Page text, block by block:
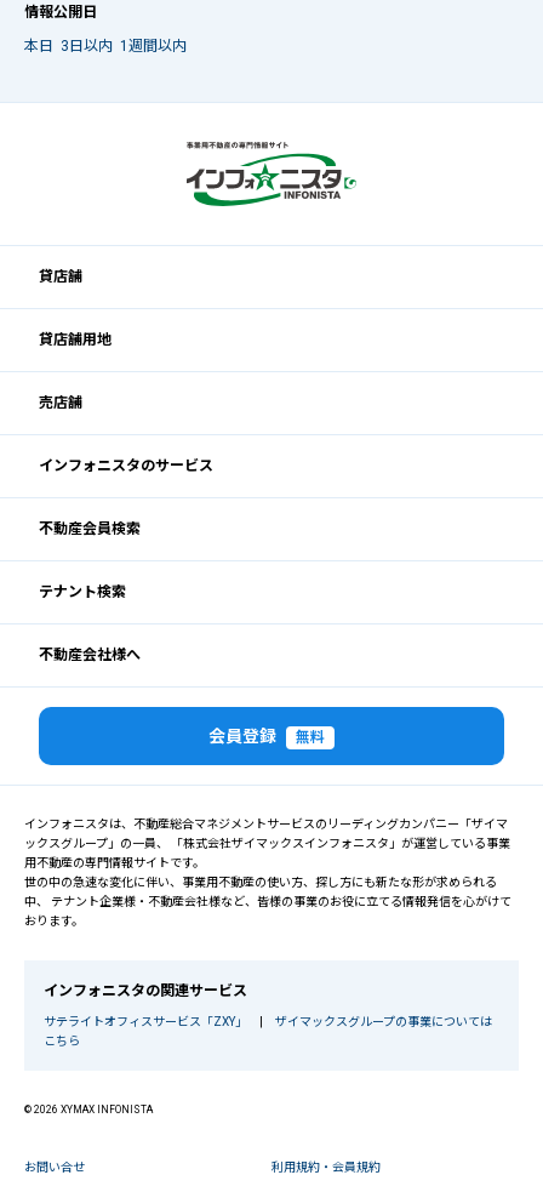
情報公開日
本日
3日以内 1週間以内
貸店舗
貸店舗用地
売店舗
インフォニスタのサービス
不動産会員検索
テナント検索
不動産会社様へ
会員登録 無料
インフォニスタは、不動産総合マネジメントサービスのリーディングカンパニー「ザイマ
ックスグループ」の一員、 「株式会社ザイマックスインフォニスタ」が運営している事業
用不動産の専門情報サイトです。
世の中の急速な変化に伴い、事業用不動産の使い方、探し方にも新たな形が求められる
中、 テナント企業様・不動産会社様など、皆様の事業のお役に立てる情報発信を心がけて
おります。
インフォニスタの関連サービス
サテライトオフィスサービス「ZXY」
ザイマックスグループの事業については
こちら
© 2026 XYMAX INFONISTA
お問い合せ 利用規約・会員規約